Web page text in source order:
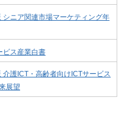
シニア関連市場マーケティング年
ビス産業白書
介護ICT・高齢者向けICTサービス
展望